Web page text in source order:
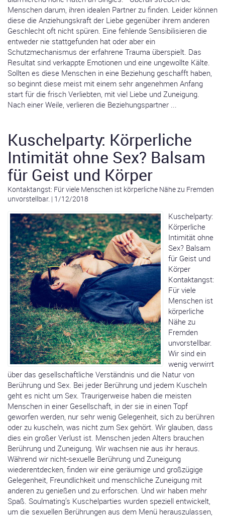
Menschen darum, ihren idealen Partner zu finden. Leider können
diese die Anziehungskraft der Liebe gegenüber ihrem anderen
Geschlecht oft nicht spüren. Eine fehlende Sensibilisieren die
entweder nie stattgefunden hat oder aber ein
Schutzmechanismus der erfahrene Trauma überspielt. Das
Resultat sind verkappte Emotionen und eine ungewollte Kälte.
Sollten es diese Menschen in eine Beziehung geschafft haben,
so beginnt diese meist mit einem sehr angenehmen Anfang
start für die frisch Verliebten, mit viel Liebe und Zuneigung.
Nach einer Weile, verlieren die Beziehungspartner ...
Kuschelparty: Körperliche
Intimität ohne Sex? Balsam
für Geist und Körper
Kontaktangst: Für viele Menschen ist körperliche Nähe zu Fremden
unvorstellbar. | 1/12/2018
Kuschelparty:
Körperliche
Intimität ohne
Sex? Balsam
für Geist und
Körper
Kontaktangst:
Für viele
Menschen ist
körperliche
Nähe zu
Fremden
unvorstellbar.
Wir sind ein
wenig verwirrt
über das gesellschaftliche Verständnis und die Natur von
Berührung und Sex. Bei jeder Berührung und jedem Kuscheln
geht es nicht um Sex. Traurigerweise haben die meisten
Menschen in einer Gesellschaft, in der sie in einen Topf
geworfen werden, nur sehr wenig Gelegenheit, sich zu berühren
oder zu kuscheln, was nicht zum Sex gehört. Wir glauben, dass
dies ein großer Verlust ist. Menschen jeden Alters brauchen
Berührung und Zuneigung. Wir wachsen nie aus ihr heraus.
Während wir nicht-sexuelle Berührung und Zuneigung
wiederentdecken, finden wir eine geräumige und großzügige
Gelegenheit, Freundlichkeit und menschliche Zuneigung mit
anderen zu genießen und zu erforschen. Und wir haben mehr
Spaß. Soulmating’s Kuschelparties wurden speziell entwickelt,
um die sexuellen Berührungen aus dem Menü herauszulassen,